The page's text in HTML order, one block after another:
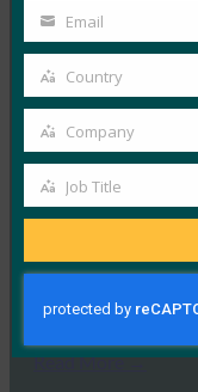
FIDO 얼라이언스
Read More →
웨비나: NIST SP
패스키에 대한 의
FIDO Presentations
NIST SP 800-63-4
이 이제 공개 의견
Read More →
Name
email
Email
Country
Country
Company
Company
Job
Job Title